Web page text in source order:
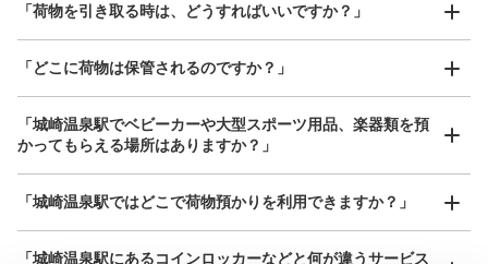
「荷物を引き取る時は、どうすればいいですか？」
「どこに荷物は保管されるのですか？」
「城崎温泉駅でベビーカーや大型スポーツ用品、楽器類を預
かってもらえる場所はありますか？」
「城崎温泉駅ではどこで荷物預かりを利用できますか？」
「城崎温泉駅にあるコインロッカーなどと何が違うサービス